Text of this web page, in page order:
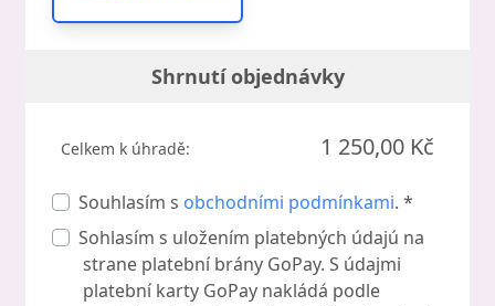
Shrnutí objednávky
Celkem k úhradě: 1 250,00 Kč
Souhlasím s obchodními podmínkami. *
Sohlasím s uložením platebných údajú na
strane platební brány GoPay. S údajmi
platební karty GoPay nakládá podle